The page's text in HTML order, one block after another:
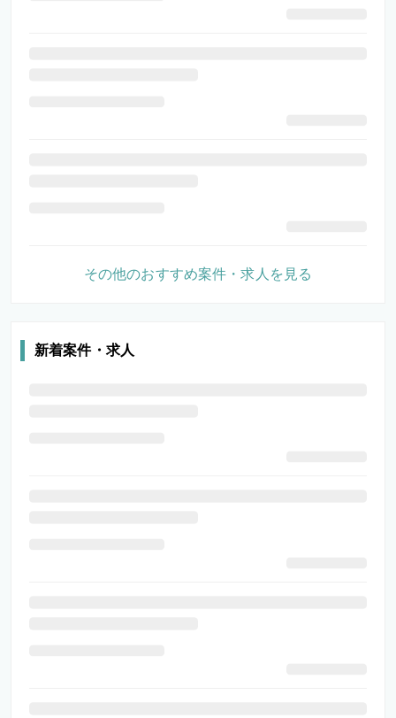
その他のおすすめ案件・求人を見る
新着案件・求人